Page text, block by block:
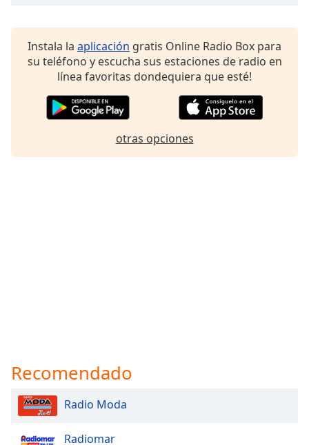
Instala la aplicación gratis Online Radio Box para
su teléfono y escucha sus estaciones de radio en
línea favoritas dondequiera que esté!
otras opciones
Recomendado
Radio Moda
Radiomar